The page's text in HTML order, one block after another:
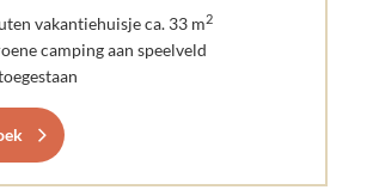
vakantiehuisje ca. 33 m2
camping aan speelveld